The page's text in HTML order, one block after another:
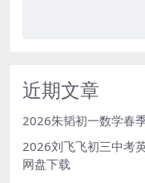
近期文章
2026朱韬初一数学春
2026刘飞飞初三中考
网盘下载